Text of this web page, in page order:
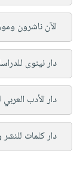
الآن ناشرون
دار نينوى
دار الأدب
دار كلمات للنشر